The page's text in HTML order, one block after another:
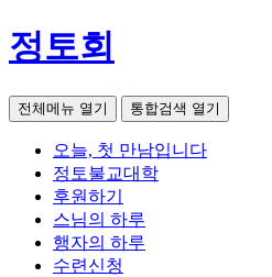
정토회
전체메뉴 열기 통합검색 열기
오늘, 첫 만남입니다
정토불교대학
후원하기
스님의 하루
행자의 하루
수련신청